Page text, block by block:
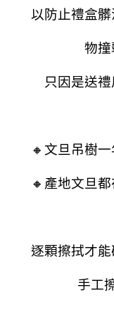
以防止禮盒
物撞
只因是送
🔸文旦吊樹
🔸產地文旦
逐顆擦拭才
手工